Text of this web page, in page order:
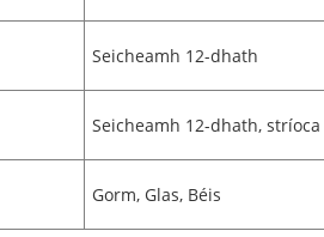
Seicheamh 12-dhath
Seicheamh 12-dhath, stríoca
Gorm, Glas, Béis